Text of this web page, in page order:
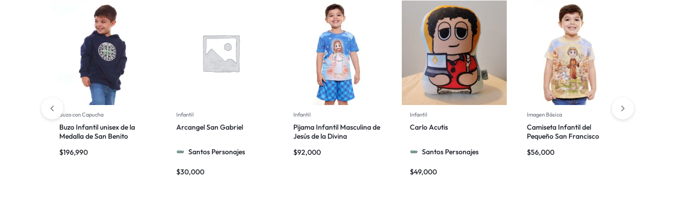
Buzo con Capucha
Buzo Infantil unisex de la
Medalla de San Benito
$196,990
Infantil
Arcangel San Gabriel
Santos Personajes
$30,000
Infantil
Pijama Infantil Masculina de
Jesús de la Divina
$92,000
Infantil
Carlo Acutis
Santos Personajes
$49,000
Imagen Básica
Camiseta Infantil del
Pequeño San Francisco
$56,000